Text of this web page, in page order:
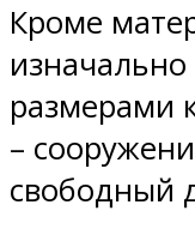
Кроме
размерами
–
свободный